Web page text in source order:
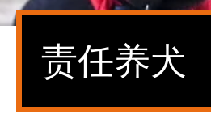
责任养犬